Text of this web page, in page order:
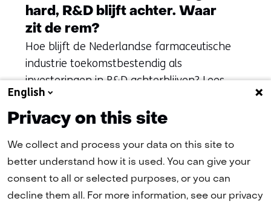
hard, R&D blijft achter. Waar
zit de rem?
Hoe blijft de Nederlandse farmaceutische
industrie toekomstbestendig als
investeringen in R&D achterblijven? Lees
de case.
(naar homepage)
English
Privacy on this site
We collect and process your data on this site to
better understand how it is used. You can give your
consent to all or selected purposes, or you can
decline them all. For more information, see our privacy